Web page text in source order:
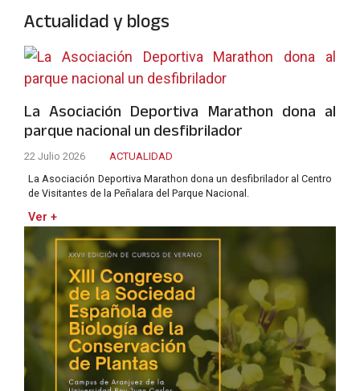
Actualidad y blogs
La Asociación Deportiva Marathon dona al
parque nacional un desfibrilador
22 Julio 2026
ACTUALIDAD
La Asociación Deportiva Marathon dona un desfibrilador al Centro
de Visitantes de la Peñalara del Parque Nacional.
Ver +